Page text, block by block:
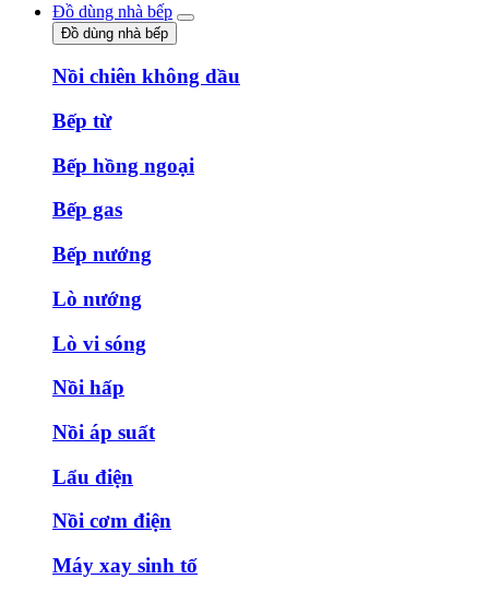
Đồ dùng nhà bếp
Đồ dùng nhà bếp
Nồi chiên không dầu
Bếp từ
Bếp hồng ngoại
Bếp gas
Bếp nướng
Lò nướng
Lò vi sóng
Nồi hấp
Nồi áp suất
Lẩu điện
Nồi cơm điện
Máy xay sinh tố